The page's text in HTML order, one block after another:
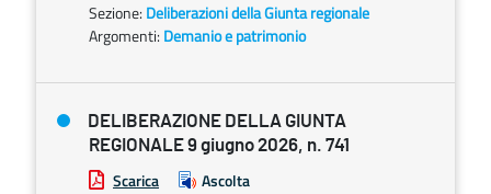
Sezione: Deliberazioni della Giunta regionale
Argomenti: Demanio e patrimonio
DELIBERAZIONE DELLA GIUNTA
REGIONALE 9 giugno 2026, n. 741
Scarica Ascolta